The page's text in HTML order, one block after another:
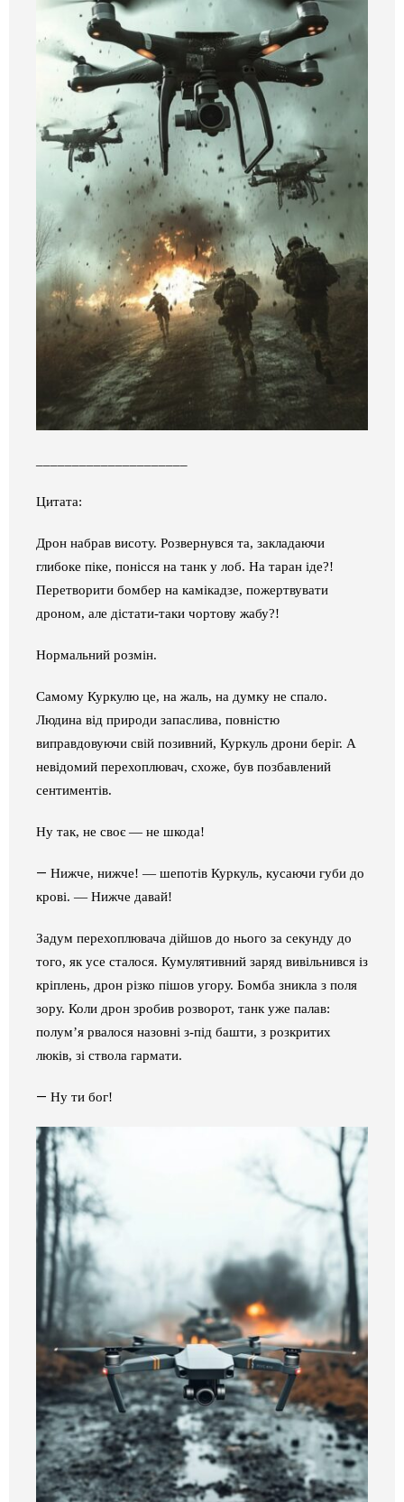
Цитата:
Дрон набрав висоту. Розвернувся та, закладаючи
глибоке піке, понісся на танк у лоб. На таран іде?!
Перетворити бомбер на камікадзе, пожертвувати
дроном, але дістати-таки чортову жабу?!
Нормальний розмін.
Самому Куркулю це, на жаль, на думку не спало.
Людина від природи запаслива, повністю
виправдовуючи свій позивний, Куркуль дрони беріг. А
невідомий перехоплювач, схоже, був позбавлений
сентиментів.
Ну так, не своє — не шкода!
— Нижче, нижче! — шепотів Куркуль, кусаючи губи до
крові. — Нижче давай!
Задум перехоплювача дійшов до нього за секунду до
того, як усе сталося. Кумулятивний заряд вивільнився із
кріплень, дрон різко пішов угору. Бомба зникла з поля
зору. Коли дрон зробив розворот, танк уже палав:
полум’я рвалося назовні з-під башти, з розкритих
люків, зі ствола гармати.
— Ну ти бог!